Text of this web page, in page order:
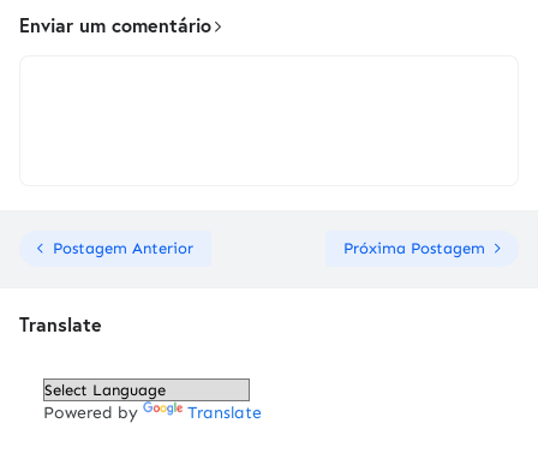
Enviar um comentário
Postagem Anterior Próxima Postagem
Translate
Powered by Translate